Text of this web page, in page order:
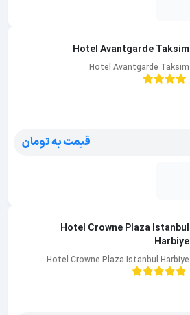
Hotel Avantgarde Taksim
Hotel Avantgarde Taksim
قیمت به تومان
Hotel Crowne Plaza Istanbul
Harbiye
Hotel Crowne Plaza Istanbul Harbiye